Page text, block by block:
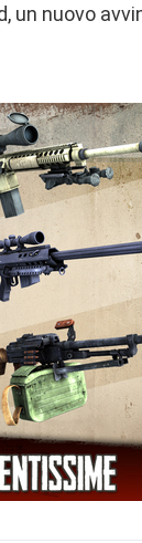
un nuovo